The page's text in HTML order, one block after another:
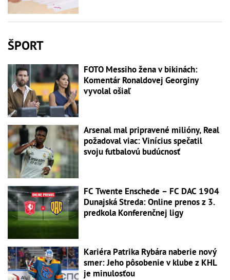
ŠPORT
FOTO Messiho žena v bikinách:
Komentár Ronaldovej Georginy
vyvolal ošiaľ
Arsenal mal pripravené milióny, Real
požadoval viac: Vinícius spečatil
svoju futbalovú budúcnosť
FC Twente Enschede – FC DAC 1904
Dunajská Streda: Online prenos z 3.
predkola Konferenčnej ligy
Kariéra Patrika Rybára naberie nový
smer: Jeho pôsobenie v klube z KHL
je minulosťou